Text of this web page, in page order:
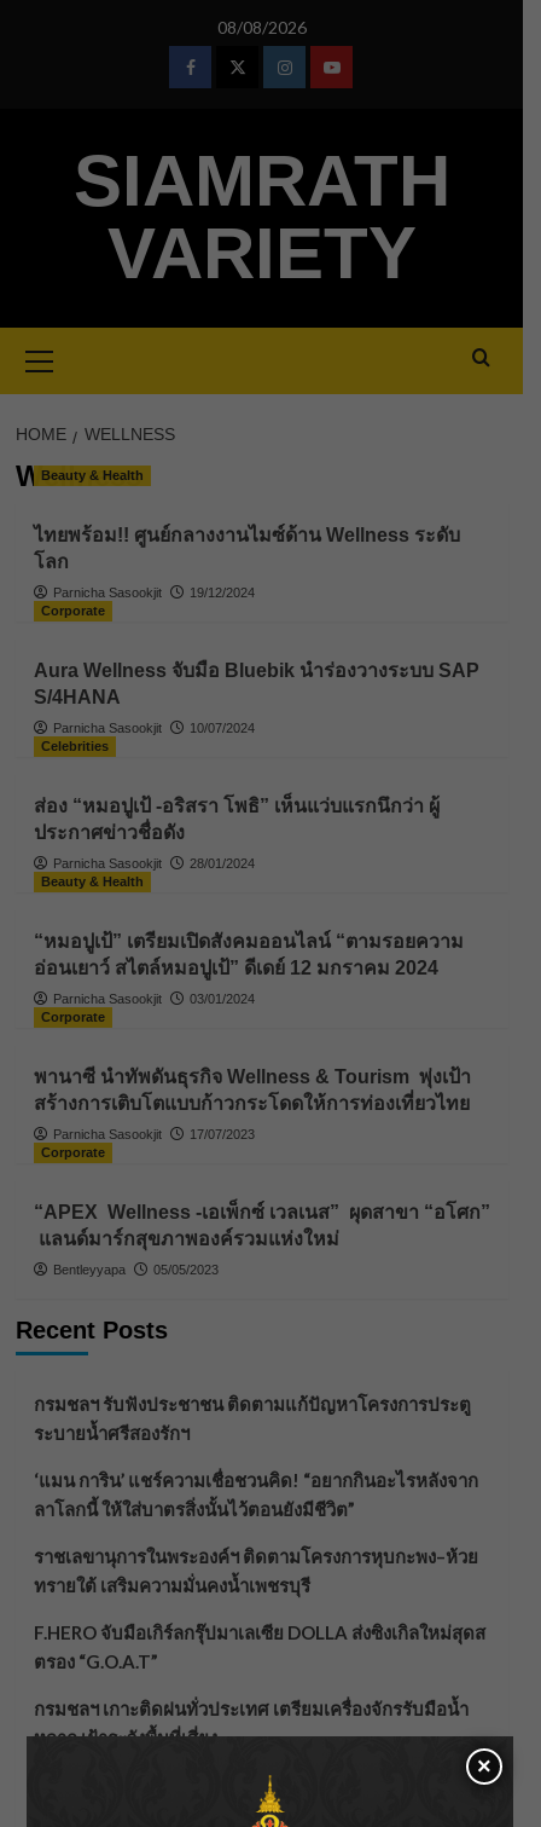
08/08/2026
FacebookTwitterInstagramYoutube
SIAMRATH
VARIETY
Menu
HOME WELLNESS
Wellness
Beauty & Health
ไทยพร้อม!! ศูนย์กลางงานไมซ์ด้าน Wellness ระดับ
โลก
Parnicha Sasookjit
19/12/2024
Corporate
Aura Wellness จับมือ Bluebik นำร่องวางระบบ SAP
S/4HANA
Parnicha Sasookjit
10/07/2024
Celebrities
ส่อง “หมอปูเป้ -อริสรา โพธิ” เห็นแว่บแรกนึกว่า ผู้
ประกาศข่าวชื่อดัง
Parnicha Sasookjit
28/01/2024
Beauty & Health
“หมอปูเป้” เตรียมเปิดสังคมออนไลน์ “ตามรอยความ
อ่อนเยาว์ สไตล์หมอปูเป้” ดีเดย์ 12 มกราคม 2024
Parnicha Sasookjit
03/01/2024
Corporate
พานาซี นำทัพดันธุรกิจ Wellness & Tourism พุ่งเป้า
สร้างการเติบโตแบบก้าวกระโดดให้การท่องเที่ยวไทย
Parnicha Sasookjit
17/07/2023
Corporate
“APEX Wellness -เอเพ็กซ์ เวลเนส” ผุดสาขา “อโศก”
แลนด์มาร์กสุขภาพองค์รวมแห่งใหม่
Bentleyyapa 05/05/2023
Recent Posts
กรมชลฯ รับฟังประชาชน ติดตามแก้ปัญหาโครงการประตู
ระบายน้ำศรีสองรักฯ
‘แมน การิน’ แชร์ความเชื่อชวนคิด! “อยากกินอะไรหลังจาก
ลาโลกนี้ ให้ใส่บาตรสิ่งนั้นไว้ตอนยังมีชีวิต”
ราชเลขานุการในพระองค์ฯ ติดตามโครงการหุบกะพง–ห้วย
ทรายใต้ เสริมความมั่นคงน้ำเพชรบุรี
F.HERO จับมือเกิร์ลกรุ๊ปมาเลเซีย DOLLA ส่งซิงเกิลใหม่สุดส
ตรอง “G.O.A.T”
กรมชลฯ เกาะติดฝนทั่วประเทศ เตรียมเครื่องจักรรับมือน้ำ
หลาก เฝ้าระวังพื้นที่เสี่ยง
เดือดโค้งสุดท้าย! “ภณ ณวัสน์ – จีน่า ญีนา” ส่ง “ธาตรี” เรต
ติ้งพุ่ง พาคนดูแห่ลุ้นบทสรุป 10 สิงหาคมนี้ !
×